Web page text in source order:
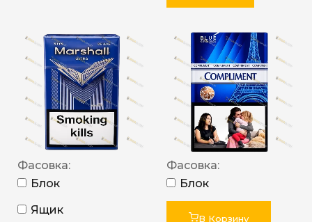
Фасовка:
Блок
Ящик
Фасовка:
Блок
В Корзину